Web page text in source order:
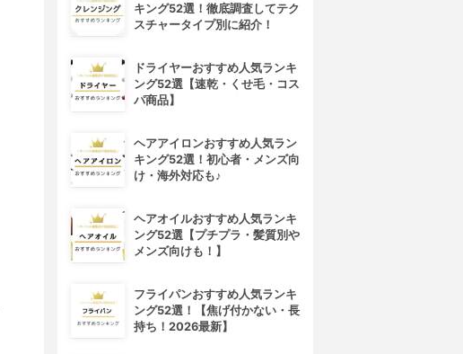
キング52選！徹底調査してテク
スチャータイプ別に紹介！
ドライヤーおすすめ人気ランキ
ング52選【速乾・くせ毛・コス
パ商品】
ヘアアイロンおすすめ人気ラン
キング52選！初心者・メンズ向
け・海外対応も♪
ヘアオイルおすすめ人気ランキ
ング52選【プチプラ・髪質別や
メンズ向けも！】
フライパンおすすめ人気ランキ
ング52選！【焦げ付かない・長
持ち！2026最新】